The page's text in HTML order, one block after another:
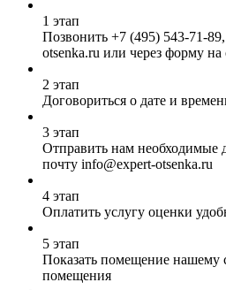
1 этап
Позвонить +7 (495) 543-71-89
otsenka.ru или через форму на
2 этап
Договориться о дате и
3 этап
Отправить нам необходимые
почту info@expert-otsenka.ru
4 этап
Оплатить услугу оценки
5 этап
Показать помещение нашему
помещения